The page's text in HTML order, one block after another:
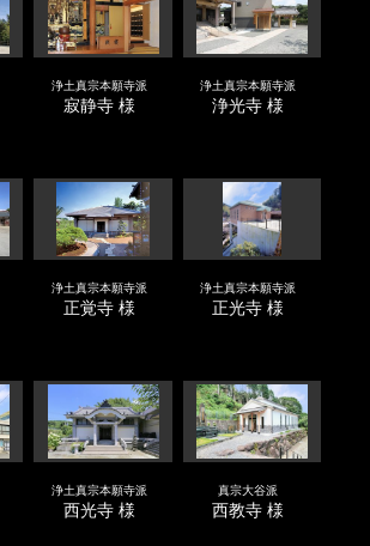
浄土真宗本願寺派
寂静寺 様
浄土真宗本願寺派
浄光寺 様
浄土真宗本願寺派
正覚寺 様
浄土真宗本願寺派
正光寺 様
浄土真宗本願寺派
西光寺 様
真宗大谷派
西教寺 様